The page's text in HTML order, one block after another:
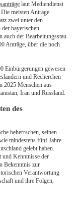
laut Mediendienst
meisten Anträge
zwei unter den
bayerischen
auch der Bearbeitungsstau.
Anträge, über die noch
Einbürgerungen gewesen
und Recherchen
2025 Menschen aus
Iran und Russland.
des
beherrschen, seinen
mindestens fünf Jahre
gelebt haben.
und Kenntnisse der
Bekenntnis zur
Verantwortung
und ihre Folgen,